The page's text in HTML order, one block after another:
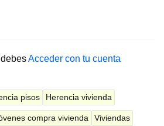
Acceder con tu cuenta
pisos Herencia vivienda
compra vivienda Viviendas